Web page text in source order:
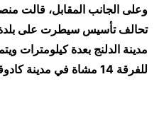
وعلى الجانب المقابل، قالت
تحالف تأسيس سيطرت على بلدة
للفرقة 14 مشاة في مدينة كادوقلي.